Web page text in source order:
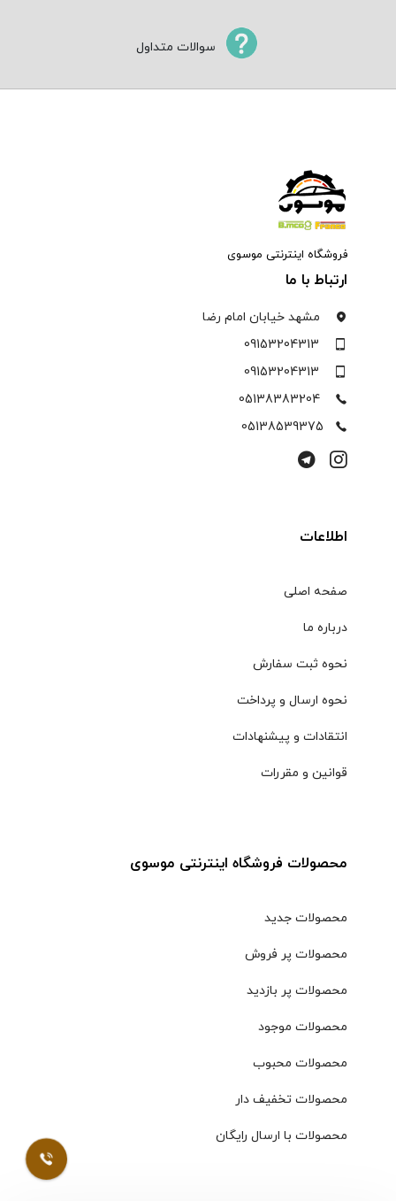
سوالات متداول
فروشگاه اینترنتی موسوی
ارتباط با ما
مشهد خیابان امام رضا
09153204313
09153204313
05138383204
05138539375
اطلاعات
صفحه اصلی
درباره ما
نحوه ثبت سفارش
نحوه ارسال و پرداخت
انتقادات و پیشنهادات
قوانین و مقررات
محصولات فروشگاه اینترنتی موسوی
محصولات جدید
محصولات پر فروش
محصولات پر بازدید
محصولات موجود
محصولات محبوب
محصولات تخفیف دار
محصولات با ارسال رایگان